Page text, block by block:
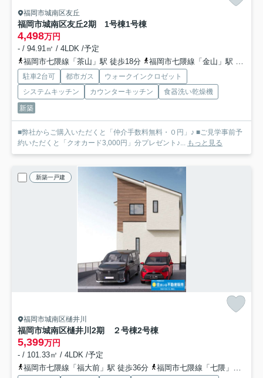
福岡市城南区友丘
福岡市城南区友丘2期 1号棟1号棟
4,498万円
- / 94.91㎡ / 4LDK /予定
福岡市七隈線「茶山」駅 徒歩18分
福岡市七隈線「金山」駅 徒歩20分
駐車2台可 都市ガス
ウォークインクロゼット
システムキッチン
カウンターキッチン
食器洗い乾燥機
新築
■弊社からご購入いただくと「仲介手数料無料・０円」♪ ■ご見学事前予
約いただくと「クオカード3,000円」分プレゼント♪... もっと見る
新築一戸建
福岡市城南区樋井川
福岡市城南区樋井川2期 ２号棟2号棟
5,399万円
- / 101.33㎡ / 4LDK /予定
福岡市七隈線「福大前」駅 徒歩36分
福岡市七隈線「七隈」駅 徒歩44分